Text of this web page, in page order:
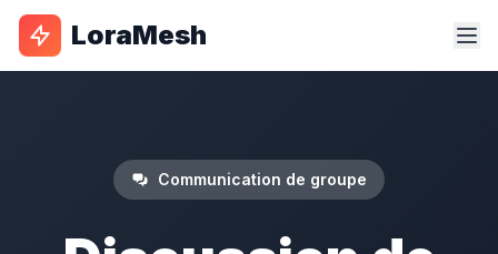
LoraMesh
Communication de groupe